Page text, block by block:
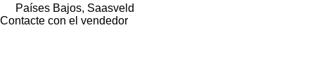
Países Bajos, Saasveld
Contacte con el vendedor